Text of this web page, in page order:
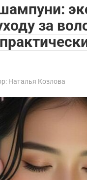
за
Наталья Козлова